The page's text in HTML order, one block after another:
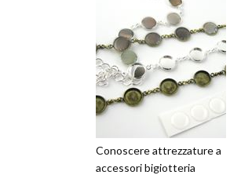
Conoscere attrezzature a
accessori bigiotteria